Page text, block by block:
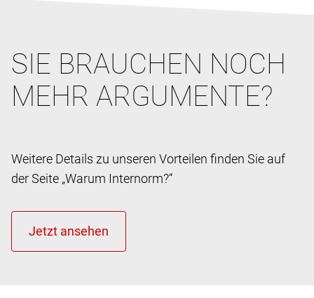
SIE BRAUCHEN NOCH
MEHR ARGUMENTE?
Weitere Details zu unseren Vorteilen finden Sie auf
der Seite „Warum Internorm?“